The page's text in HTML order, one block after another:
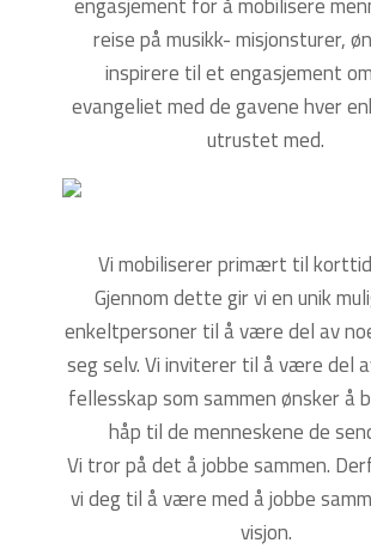
engasjement for å mobilisere
reise på musikk- misjonsturer,
inspirere til et engasjement
evangeliet med de gavene hver
utrustet med.
Vi mobiliserer primært til
Gjennom dette gir vi en unik
enkeltpersoner til å være del av
seg selv. Vi inviterer til å være del
fellesskap som sammen ønsker å
håp til de menneskene de
Vi tror på det å jobbe sammen.
vi deg til å være med å jobbe
visjon.